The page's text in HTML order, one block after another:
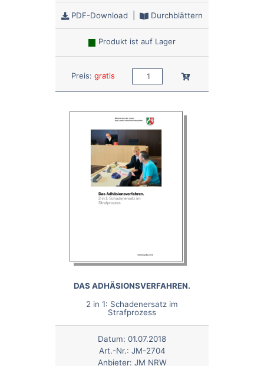
PDF-Download Durchblättern
Produkt ist auf Lager
Preis: gratis Anzahl: In den Warenkorb
DAS ADHÄSIONSVERFAHREN.
2 in 1: Schadenersatz im
Strafprozess
Datum: 01.07.2018
Art.-Nr.: JM-2704
Anbieter: JM NRW